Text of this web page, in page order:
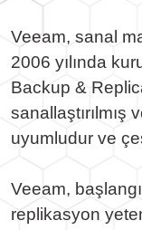
Veeam, sanal
2006 yılında
Backup &
uyumludur ve
Veeam,
replikasyon